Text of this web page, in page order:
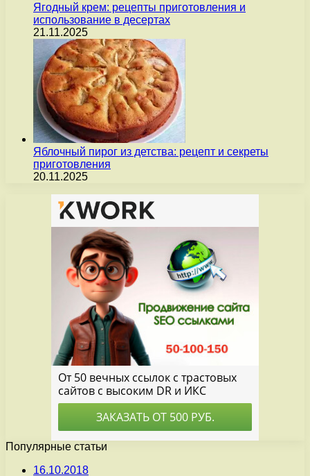
Ягодный крем: рецепты приготовления и
использование в десертах
21.11.2025
Яблочный пирог из детства: рецепт и секреты
приготовления
20.11.2025
Популярные статьи
16.10.2018